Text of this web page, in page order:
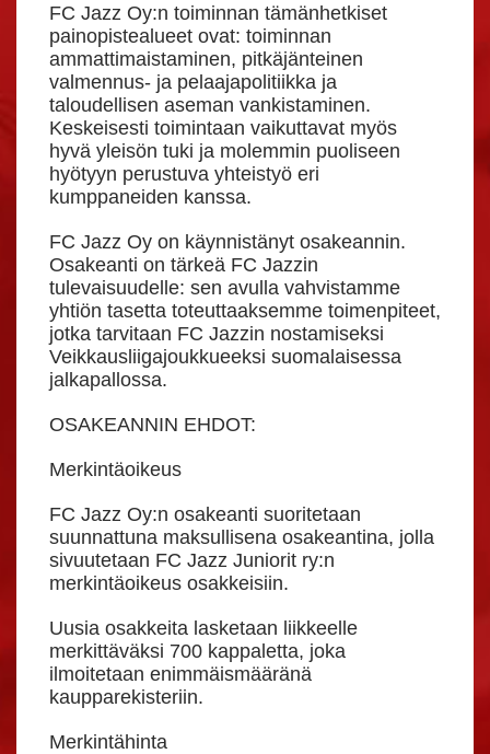
FC Jazz Oy:n toiminnan tämänhetkiset
painopistealueet ovat: toiminnan
ammattimaistaminen, pitkäjänteinen
valmennus- ja pelaajapolitiikka ja
taloudellisen aseman vankistaminen.
Keskeisesti toimintaan vaikuttavat myös
hyvä yleisön tuki ja molemmin puoliseen
hyötyyn perustuva yhteistyö eri
kumppaneiden kanssa.
FC Jazz Oy on käynnistänyt osakeannin.
Osakeanti on tärkeä FC Jazzin
tulevaisuudelle: sen avulla vahvistamme
yhtiön tasetta toteuttaaksemme toimenpiteet,
jotka tarvitaan FC Jazzin nostamiseksi
Veikkausliigajoukkueeksi suomalaisessa
jalkapallossa.
OSAKEANNIN EHDOT:
Merkintäoikeus
FC Jazz Oy:n osakeanti suoritetaan
suunnattuna maksullisena osakeantina, jolla
sivuutetaan FC Jazz Juniorit ry:n
merkintäoikeus osakkeisiin.
Uusia osakkeita lasketaan liikkeelle
merkittäväksi 700 kappaletta, joka
ilmoitetaan enimmäismääränä
kaupparekisteriin.
Merkintähinta